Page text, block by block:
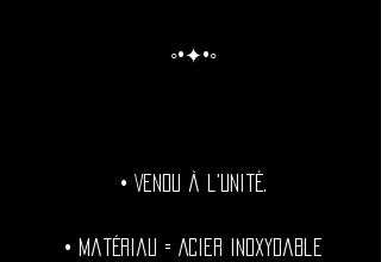
◦•✦•◦
• Vendu à l'unité.
• Matériau = Acier inoxydable